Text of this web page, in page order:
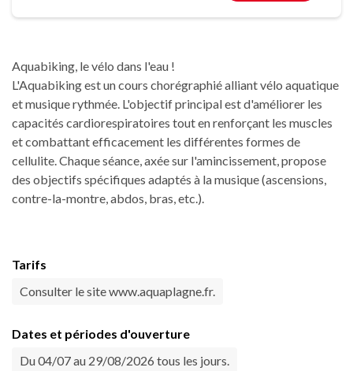
Aquabiking, le vélo dans l'eau !
L'Aquabiking est un cours chorégraphié alliant vélo aquatique
et musique rythmée. L'objectif principal est d'améliorer les
capacités cardiorespiratoires tout en renforçant les muscles
et combattant efficacement les différentes formes de
cellulite. Chaque séance, axée sur l'amincissement, propose
des objectifs spécifiques adaptés à la musique (ascensions,
contre-la-montre, abdos, bras, etc.).
Tarifs
Consulter le site www.aquaplagne.fr.
Dates et périodes d'ouverture
Du 04/07 au 29/08/2026 tous les jours.